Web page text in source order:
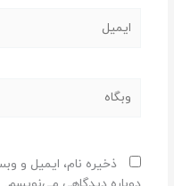
وبگاه
ذخیره نام، ایمیل و